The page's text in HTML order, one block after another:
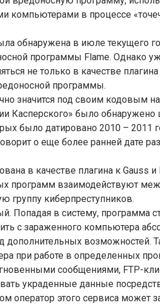
компьютерами в процессе
обнаружена в июле текущего
программы Flame. Однако
не только в качестве
программы.
значится под своим кодовым
Касперского» было
было датировано 2010 – 2011
о еще более ранней дате
в качестве плагина к Gauss и
программ взаимодействуют
группу киберпреступников.
Попадая в систему, программа
с зараженного компьютера
дополнительных возможностей.
при работе в определенных
сообщениями, FTP-
украденные данные
этого сервиса может